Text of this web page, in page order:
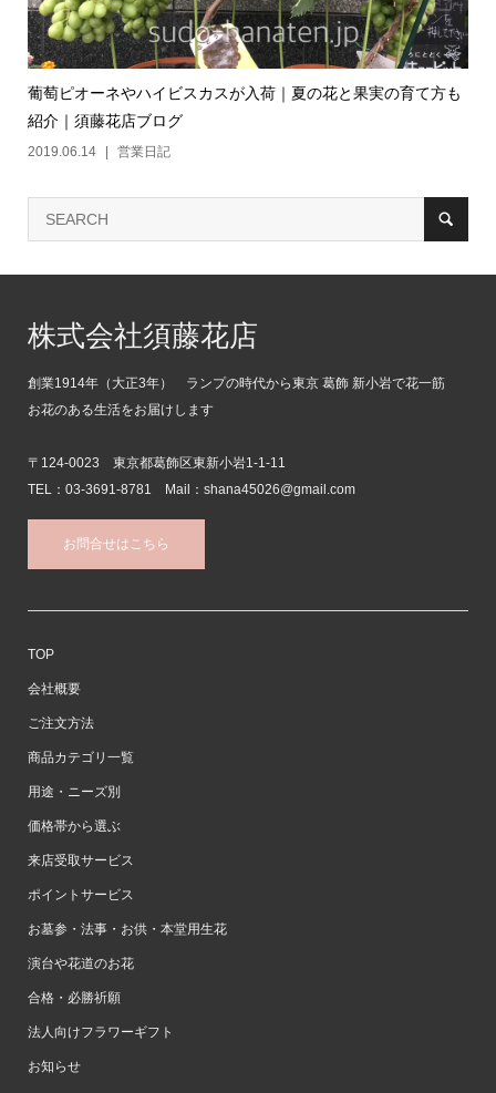
葡萄ピオーネやハイビスカスが入荷｜夏の花と果実の育て方も
紹介｜須藤花店ブログ
2019.06.14 営業日記
株式会社須藤花店
創業1914年（大正3年） ランプの時代から東京 葛飾 新小岩で花一筋
お花のある生活をお届けします
〒124-0023 東京都葛飾区東新小岩1-1-11
TEL：03-3691-8781 Mail：shana45026@gmail.com
お問合せはこちら
TOP
会社概要
ご注文方法
商品カテゴリ一覧
用途・ニーズ別
価格帯から選ぶ
来店受取サービス
ポイントサービス
お墓参・法事・お供・本堂用生花
演台や花道のお花
合格・必勝祈願
法人向けフラワーギフト
お知らせ